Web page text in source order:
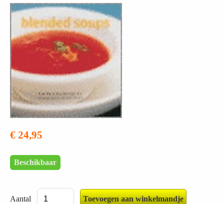
€ 24,95
Beschikbaar
Aantal